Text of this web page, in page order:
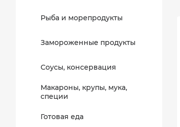
Рыба и морепродукты
Замороженные продукты
Соусы, консервация
Макароны, крупы, мука,
специи
Готовая еда